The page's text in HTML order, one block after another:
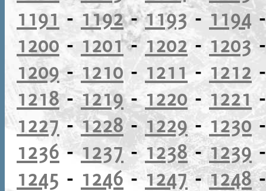
1191 - 1192-1193-1194
1200 - 1201-1202- 1203
1209-1210 - 1211- 1212
1218-1219-1220- 1221
1227-1228-1229- 1230
1236-1237- 1238-1239
1245 - 1246-1247-1248